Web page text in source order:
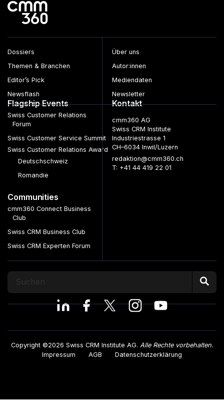
Dossiers
Themen & Branchen
Editor’s Pick
Newsflash
Über uns
Autor:innen
Mediendaten
Newsletter
Flagship Events
Swiss Customer Relations
Forum
Swiss Customer Service Summit
Swiss Customer Relations Award
Deutschschweiz
Romandie
Communities
cmm360 Connect Business
Club
Swiss CRM Business Club
Swiss CRM Experten Forum
Kontakt
cmm360 AG
Swiss CRM Institute
Industriestrasse 1
CH–6034 Inwil/Luzern
redaktion@cmm360.ch
T: +41 44 419 22 01
Copyright ©2026 Swiss CRM Institute AG. Alle Rechte vorbehalten.
Impressum
AGB Datenschutzerklärung